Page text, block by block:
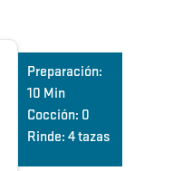
Preparación:
10 Min
Cocción: 0
Rinde: 4 tazas